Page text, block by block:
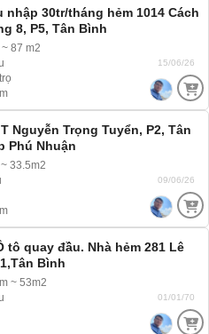
nhập 30tr/tháng hẻm 1014 Cách
8, P5, Tân Bình
87 m2
15/06/26
Nguyễn Trọng Tuyển, P2, Tân
Phú Nhuận
33.5m2
09/06/26
tô quay đầu. Nhà hẻm 281 Lê
Bình
~ 53m2
01/01/70